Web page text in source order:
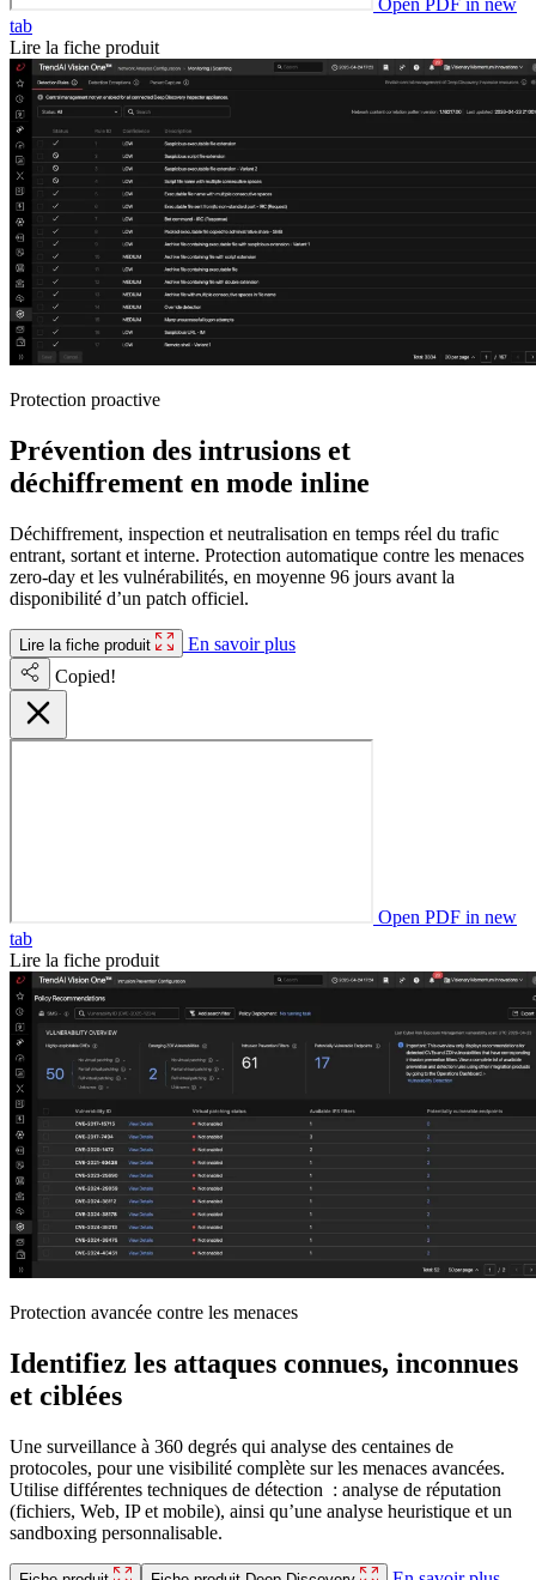
Open PDF in new
tab
Lire la fiche produit
Protection proactive
Prévention des intrusions et
déchiffrement en mode inline
Déchiffrement, inspection et neutralisation en temps réel du trafic
entrant, sortant et interne. Protection automatique contre les menaces
zero-day et les vulnérabilités, en moyenne 96 jours avant la
disponibilité d’un patch officiel.
Lire la fiche produit
En savoir plus
Copied!
Open PDF in new
tab
Lire la fiche produit
Protection avancée contre les menaces
Identifiez les attaques connues, inconnues
et ciblées
Une surveillance à 360 degrés qui analyse des centaines de
protocoles, pour une visibilité complète sur les menaces avancées.
Utilise différentes techniques de détection : analyse de réputation
(fichiers, Web, IP et mobile), ainsi qu’une analyse heuristique et un
sandboxing personnalisable.